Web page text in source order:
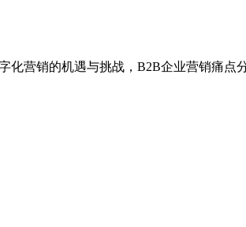
化营销的机遇与挑战，B2B企业营销痛点分